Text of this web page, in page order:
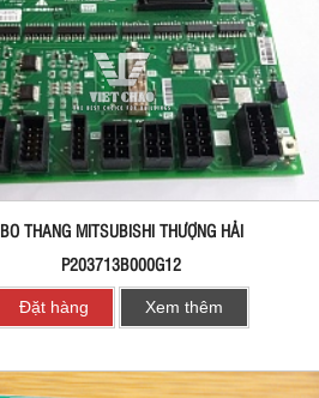
BO THANG MITSUBISHI THƯỢNG HẢI
P203713B000G12
Đặt hàng Xem thêm